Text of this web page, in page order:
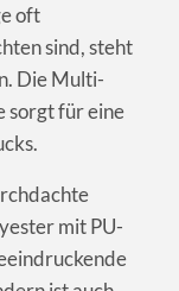
oft
sind, steht
Die Multi-
sorgt für eine
mit PU-